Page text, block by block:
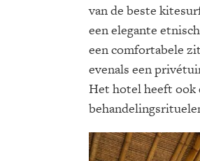
van de beste
een elegante
een comfortabele
evenals een
Het hotel heeft ook